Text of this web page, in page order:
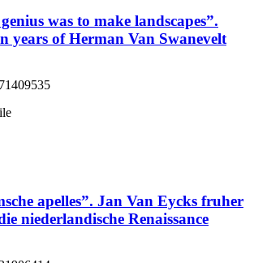
was to make landscapes”.
years of Herman Van Swanevelt
apelles”. Jan Van Eycks fruher
niederlandische Renaissance